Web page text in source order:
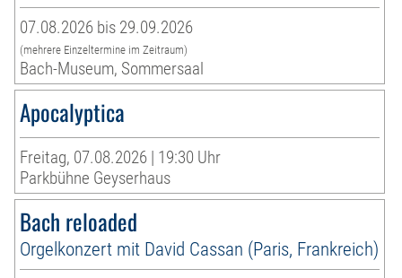
07.08.2026 bis 29.09.2026
(mehrere Einzeltermine im Zeitraum)
Bach-Museum, Sommersaal
Apocalyptica
Freitag, 07.08.2026 | 19:30 Uhr
Parkbühne Geyserhaus
Bach reloaded
Orgelkonzert mit David Cassan (Paris, Frankreich)